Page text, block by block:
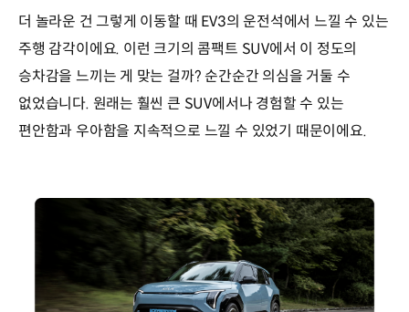
더 놀라운 건 그렇게 이동할 때 EV3의 운전석에서 느낄 수 있는
주행 감각이에요. 이런 크기의 콤팩트 SUV에서 이 정도의
승차감을 느끼는 게 맞는 걸까? 순간순간 의심을 거둘 수
없었습니다. 원래는 훨씬 큰 SUV에서나 경험할 수 있는
편안함과 우아함을 지속적으로 느낄 수 있었기 때문이에요.